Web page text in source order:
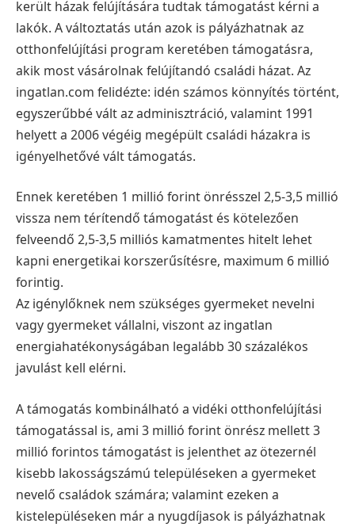
került házak felújítására tudtak támogatást kérni a
lakók. A változtatás után azok is pályázhatnak az
otthonfelújítási program keretében támogatásra,
akik most vásárolnak felújítandó családi házat. Az
ingatlan.com felidézte: idén számos könnyítés történt,
egyszerűbbé vált az adminisztráció, valamint 1991
helyett a 2006 végéig megépült családi házakra is
igényelhetővé vált támogatás.
Ennek keretében 1 millió forint önrésszel 2,5-3,5 millió
vissza nem térítendő támogatást és kötelezően
felveendő 2,5-3,5 milliós kamatmentes hitelt lehet
kapni energetikai korszerűsítésre, maximum 6 millió
forintig.
Az igénylőknek nem szükséges gyermeket nevelni
vagy gyermeket vállalni, viszont az ingatlan
energiahatékonyságában legalább 30 százalékos
javulást kell elérni.
A támogatás kombinálható a vidéki otthonfelújítási
támogatással is, ami 3 millió forint önrész mellett 3
millió forintos támogatást is jelenthet az ötezernél
kisebb lakosságszámú településeken a gyermeket
nevelő családok számára; valamint ezeken a
kistelepüléseken már a nyugdíjasok is pályázhatnak